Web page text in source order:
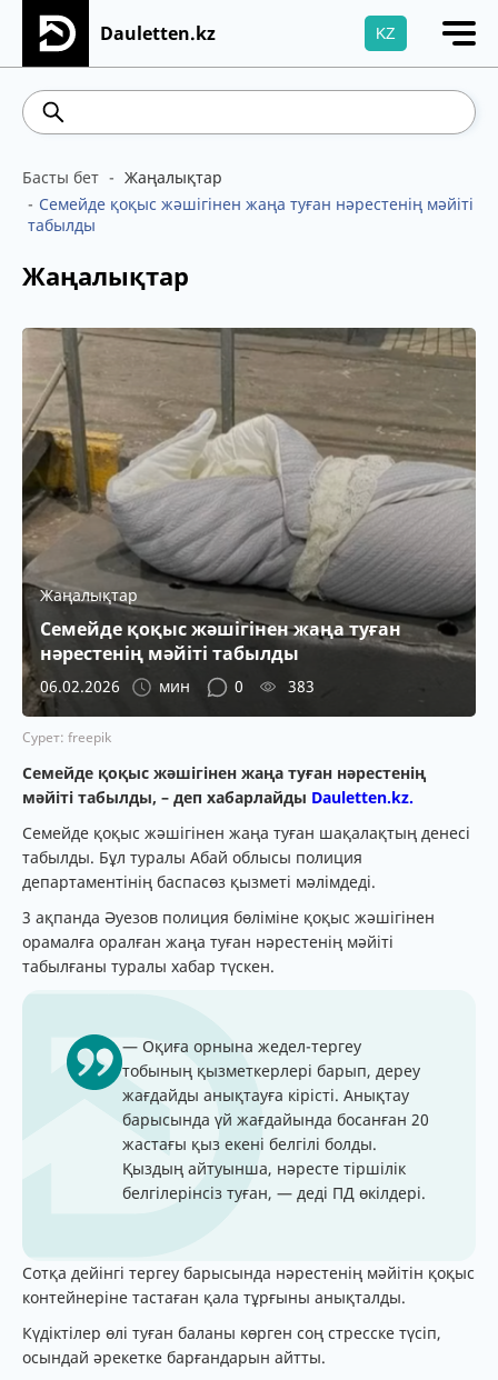
Dauletten.kz KZ
Сіздің өтінішіңіз сәтті жіберілді, Рақмет!
Басты бет
Жаңалықтар
Семейде қоқыс жәшігінен жаңа туған нәрестенің мәйіті
табылды
Жаңалықтар
Жаңалықтар
Семейде қоқыс жәшігінен жаңа туған
нәрестенің мәйіті табылды
06.02.2026 мин 0 383
Сурет: freepik
Семейде қоқыс жәшігінен жаңа туған нәрестенің
мәйіті табылды, – деп хабарлайды Dauletten.kz.
Семейде қоқыс жәшігінен жаңа туған шақалақтың денесі
табылды. Бұл туралы Абай облысы полиция
департаментінің баспасөз қызметі мәлімдеді.
3 ақпанда Әуезов полиция бөліміне қоқыс жәшігінен
орамалға оралған жаңа туған нәрестенің мәйіті
табылғаны туралы хабар түскен.
— Оқиға орнына жедел-тергеу
тобының қызметкерлері барып, дереу
жағдайды анықтауға кірісті. Анықтау
барысында үй жағдайында босанған 20
жастағы қыз екені белгілі болды.
Қыздың айтуынша, нәресте тіршілік
белгілерінсіз туған, — деді ПД өкілдері.
Сотқа дейінгі тергеу барысында нәрестенің мәйітін қоқыс
контейнеріне тастаған қала тұрғыны анықталды.
Күдіктілер өлі туған баланы көрген соң стресске түсіп,
осындай әрекетке барғандарын айтты.